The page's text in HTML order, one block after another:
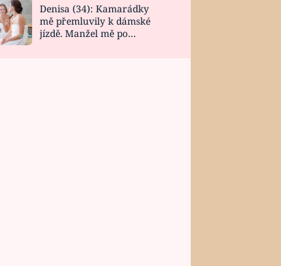
Denisa (34): Kamarádky
mě přemluvily k dámské
jízdě. Manžel mě po